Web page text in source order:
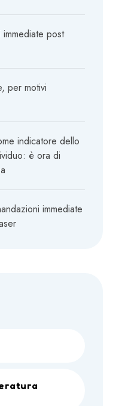
immediate post
per motivi
indicatore dello
è ora di
immediate